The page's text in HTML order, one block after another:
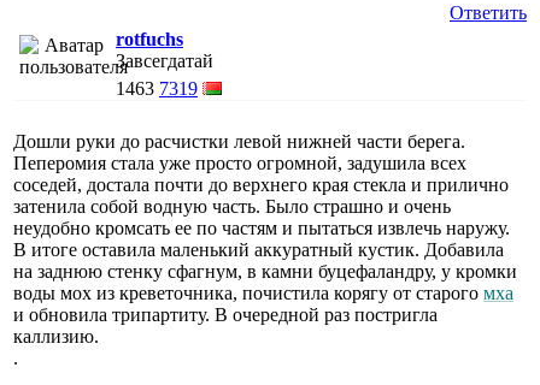
Ответить
rotfuchs
Завсегдатай
1463 7319
Дошли руки до расчистки левой нижней части берега.
Пеперомия стала уже просто огромной, задушила всех
соседей, достала почти до верхнего края стекла и прилично
затенила собой водную часть. Было страшно и очень
неудобно кромсать ее по частям и пытаться извлечь наружу.
В итоге оставила маленький аккуратный кустик. Добавила
на заднюю стенку сфагнум, в камни буцефаландру, у кромки
воды мох из креветочника, почистила корягу от старого мха
и обновила трипартиту. В очередной раз постригла
каллизию.
.